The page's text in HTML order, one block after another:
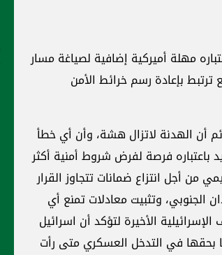
مهلة أميركية إضافية لصياغة مسار
بإعادة رسم خرائط الأمن
أن الهدنة لاتزال هشة، وأن أي خطأ
باعتباره فرصة لفرض شروط أمنية أكثر
من أجل انتزاع ضمانات تتجاوز القرار
الجنوبي، وتثبيت معادلات تمنع أي
الأخيرة لتؤكد أن اسرائيل
بحقها في التدخل العسكري متى رأت